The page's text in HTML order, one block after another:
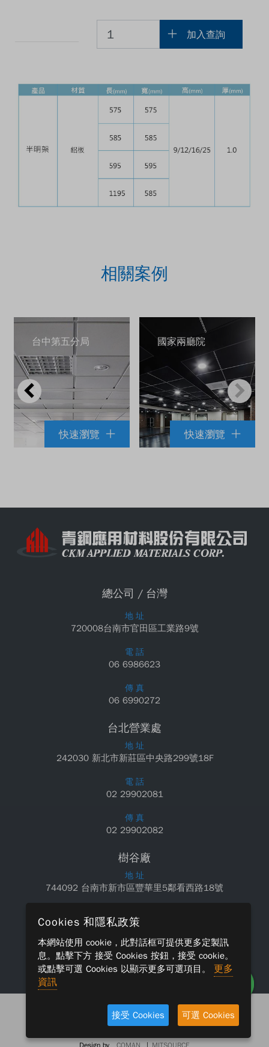
加入查詢
相關案例
台中第五分局
快速瀏覽
國家兩廳院
快速瀏覽
總公司 / 台灣
地 址
720008台南市官田區工業路9號
電 話
06 6986623
傳 真
06 6990272
台北營業處
地 址
242030 新北市新莊區中央路299號18F
電 話
02 29902081
傳 真
02 29902082
樹谷廠
地 址
744092 台南市新市區豐華里5鄰看西路18號
06 5890550
傳 真
06 5890660
青鋼應用材料公司 版權所有，保留所有權利
|
Cookies 和隱私政策
本網站使用 cookie，此對話框可提供更多定製訊
息。點擊下方 接受 Cookies 按鈕，接受 cookie。
或點擊可選 Cookies 以顯示更多可選項目。 更多
資訊
接受 Cookies 可選 Cookies